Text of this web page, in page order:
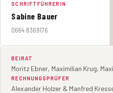
SCHRIFTFÜHRERIN
Sabine Bauer
0664 8369176
BEIRAT
Moritz Ebner, Maximilian Krug,
RECHNUNGSPRÜFER
Alexander Holzer & Manfred